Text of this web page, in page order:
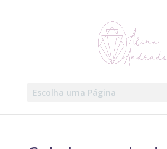
Escolha uma Página